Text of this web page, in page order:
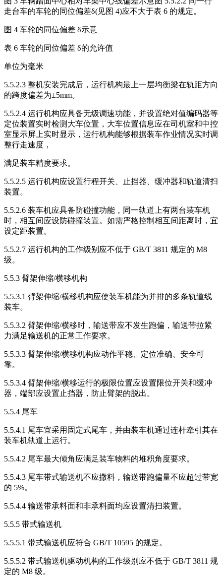
走台车的车轮的同位偏差δ(见图 4)应不大于表 6 的规定。
图 4 车轮的同位偏差 δ示意
表 6 车轮的同位偏差 δ的允许值
单位为毫米
5.5.2.3 整机安装完成后，运行机构最上一层均衡梁在轨距方向
的跨度偏差为±5mm。
5.5.2.4 运行机构应具备无级调速功能，并设置绝对值编码器等
定位装置实时检测大车位置，大车位置信息应在司机室和中控
室显示屏上实时显示，运行机构能够根据装车作业情况实时调
整行走速度，
满足装车精度要求。
5.5.2.5 运行机构应设置行程开关、止挡器、缓冲器和轨道清扫
装置。
5.5.2.6 装车机应具备防碰撞功能，同一轨道上有两台装车机
时，相互间应设防碰撞装置。如需严格控制相互间距离时，宜
设定距装置。
5.5.2.7 运行机构的工作级别应不低于 GB/T 3811 规定的 M8
级。
5.5.3 臂架伸缩/横移机构
5.5.3.1 臂架伸缩/横移机构应使装车机能为并排的多条轨道线
装车。
5.5.3.2 臂架伸缩/横移时，输送带应不发生跑偏，输送带拉紧
力满足输送机的正常工作要求。
5.5.3.3 臂架伸缩/横移机构应动作平稳、定位准确、安全可
靠。
5.5.3.4 臂架伸缩/横移运行的极限位置应设置限位开关和缓冲
器，端部应设置止挡器，防止臂架的脱出。
5.5.4 尾车
5.5.4.1 尾车宜采用固定式尾车，并由装车机通过连杆牵引其在
装车机轨道上运行。
5.5.4.2 尾车最大倾角应满足装车物料的堆积角度要求。
5.5.4.3 尾车带式输送机不应撒料，输送带跑偏量不应超过带宽
的 5%。
5.5.4.4 输送带承料面和非承料面均应设置清扫装置。
5.5.5 带式输送机
5.5.5.1 带式输送机应符合 GB/T 10595 的规定。
5.5.5.2 带式输送机驱动机构的工作级别应不低于 GB/T 3811 规
定的 M8 级。